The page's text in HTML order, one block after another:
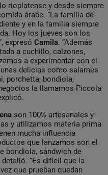
rioplatense y desde siempre
árabe. “La familia de
y en la familia siempre
Hoy los jueves son los
expresó Camila. “Además
a cuchillo, calzones,
a experimentar con el
delicias como salames
porchetta, bondiola,
la llamamos Piccola
son 100% artesanales y
y utilizamos materia prima
mucha influencia
que lanzamos son el
bondiola, sándwich de
detalló. “Es difícil que la
que prueban quedan